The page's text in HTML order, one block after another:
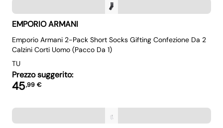
EMPORIO ARMANI
Emporio Armani 2-Pack Short Socks Gifting Confezione Da 2
Calzini Corti Uomo (Pacco Da 1)
TU
Prezzo suggerito:
45,99 €